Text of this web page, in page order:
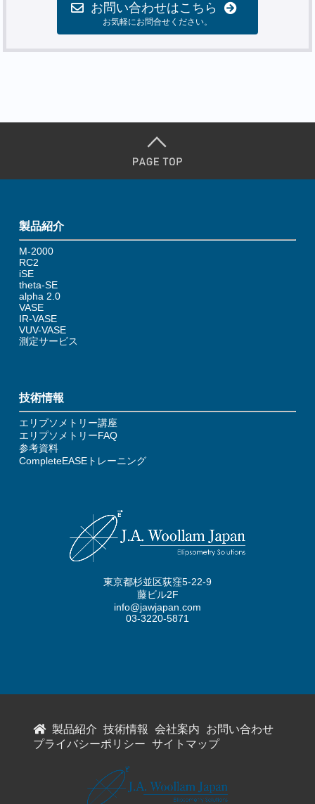
お問い合わせはこちら
お気軽にお問合せください。
製品紹介
M-2000
RC2
iSE
theta-SE
alpha 2.0
VASE
IR-VASE
VUV-VASE
測定サービス
技術情報
エリプソメトリー講座
エリプソメトリーFAQ
参考資料
CompleteEASEトレーニング
東京都杉並区荻窪5-22-9
藤ビル2F
info@jawjapan.com
03-3220-5871
製品紹介 技術情報 会社案内
お問い合わせ
プライバシーポリシー
サイトマップ